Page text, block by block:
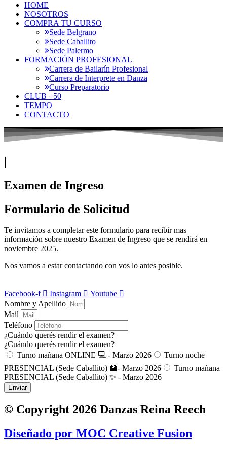
HOME
NOSOTROS
COMPRA TU CURSO
Sede Belgrano
Sede Caballito
Sede Palermo
FORMACIÓN PROFESIONAL
Carrera de Bailarín Profesional
Carrera de Interprete en Danza
Curso Preparatorio
CLUB +50
TEMPO
CONTACTO
|
Examen de Ingreso
Formulario de Solicitud
Te invitamos a completar este formulario para recibir mas
información sobre nuestro Examen de Ingreso que se rendirá en
noviembre 2025.
Nos vamos a estar contactando con vos lo antes posible.
Facebook-f Instagram
Youtube
Nombre y Apellido
Mail
Teléfono
¿Cuándo querés rendir el examen?
¿Cuándo querés rendir el examen?
Turno mañana ONLINE 💻 - Marzo 2026
Turno noche
PRESENCIAL (Sede Caballito) 🏫- Marzo 2026
Turno mañana
PRESENCIAL (Sede Caballito) ✨ - Marzo 2026
Enviar
© Copyright 2026 Danzas Reina Reech
Diseñado por MOC Creative Fusion